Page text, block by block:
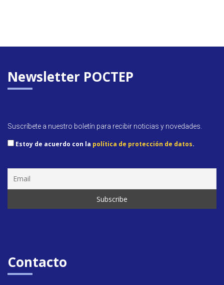
Newsletter POCTEP
Suscríbete a nuestro boletín para recibir noticias y novedades.
Estoy de acuerdo con la política de protección de datos.
Contacto